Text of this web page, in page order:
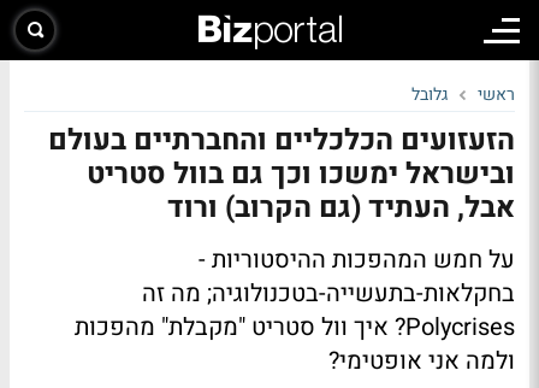
ראשי גלובל
הזעזועים הכלכליים והחברתיים בעולם
ובישראל ימשכו וכך גם בוול סטריט
אבל, העתיד (גם הקרוב) ורוד
על חמש המהפכות ההיסטוריות -
בחקלאות-בתעשייה-בטכנולוגיה; מה זה
Polycrises? איך וול סטריט "מקבלת" מהפכות
ולמה אני אופטימי?